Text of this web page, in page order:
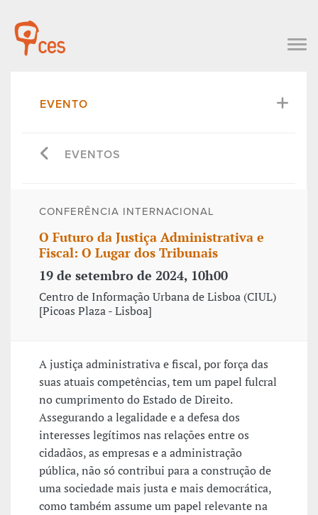
EVENTO
EVENTOS
CONFERÊNCIA INTERNACIONAL
O Futuro da Justiça Administrativa e
Fiscal: O Lugar dos Tribunais
19 de setembro de 2024, 10h00
Centro de Informação Urbana de Lisboa (CIUL)
[Picoas Plaza - Lisboa]
A justiça administrativa e fiscal, por força das
suas atuais competências, tem um papel fulcral
no cumprimento do Estado de Direito.
Assegurando a legalidade e a defesa dos
interesses legítimos nas relações entre os
cidadãos, as empresas e a administração
pública, não só contribui para a construção de
uma sociedade mais justa e mais democrática,
como também assume um papel relevante na